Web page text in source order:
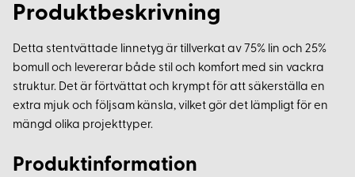
Produktbeskrivning
Detta stentvättade linnetyg är tillverkat av 75% lin och 25%
bomull och levererar både stil och komfort med sin vackra
struktur. Det är förtvättat och krympt för att säkerställa en
extra mjuk och följsam känsla, vilket gör det lämpligt för en
mängd olika projekttyper.
Produktinformation